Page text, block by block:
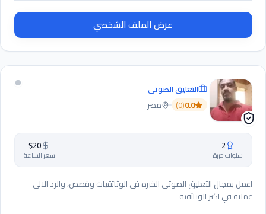
عرض الملف الشخصي
التعليق الصوتي
0.0
(
0
) مصر
2
سنوات خبرة
$20
سعر الساعة
اعمل بمجال التعليق الصوتي الخبره في الوثائقيات وقصص، والرد الالي
عملته في اكبر الوثائقيه